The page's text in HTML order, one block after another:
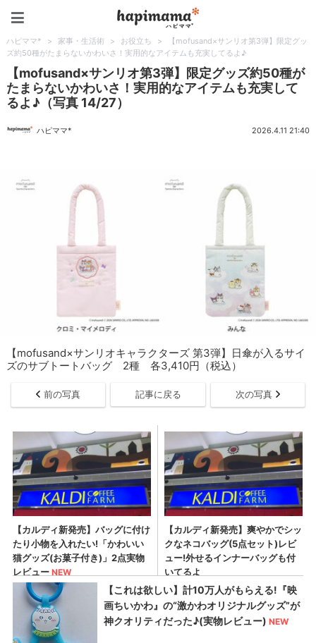
ハピママ* > 家事・生活術 > お役立ち >
【mofusand×サンリオ第3弾】限定グッ
ズ約50種がたまらないかわいさ！実用的なアイテムも充実してるよ♪
【mofusand×サンリオ第3弾】限定グッズ約50種が
たまらないかわいさ！実用的なアイテムも充実して
るよ♪（写真 14/27）
ハピママ* 2026.4.11 21:40
【mofusand×サンリオキャラクターズ 第3弾】日傘が入るサイ
ズのサブトートバッグ 2種 各3,410円（税込）
前の写真 記事に戻る 次の写真